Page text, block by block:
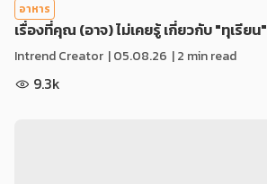
อาหาร
เรื่องที่คุณ (อาจ) ไม่เคยรู้ เกี่ยวกับ "ทุเรียน"
Intrend Creator |05.08.26 | 2 min read
9.3k